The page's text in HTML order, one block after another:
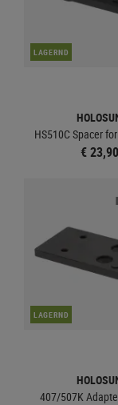
LAGERND
HS510C Spacer
€ 23,90
LAGERND
407/507K